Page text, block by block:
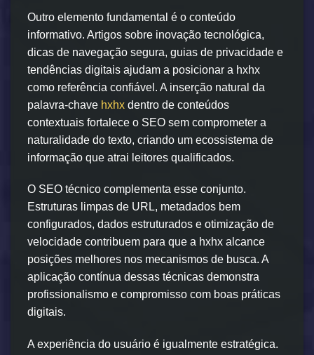
Outro elemento fundamental é o conteúdo
informativo. Artigos sobre inovação tecnológica,
dicas de navegação segura, guias de privacidade e
tendências digitais ajudam a posicionar a hxhx
como referência confiável. A inserção natural da
palavra-chave hxhx dentro de conteúdos
contextuais fortalece o SEO sem comprometer a
naturalidade do texto, criando um ecossistema de
informação que atrai leitores qualificados.
O SEO técnico complementa esse conjunto.
Estruturas limpas de URL, metadados bem
configurados, dados estruturados e otimização de
velocidade contribuem para que a hxhx alcance
posições melhores nos mecanismos de busca. A
aplicação contínua dessas técnicas demonstra
profissionalismo e compromisso com boas práticas
digitais.
A experiência do usuário é igualmente estratégica.